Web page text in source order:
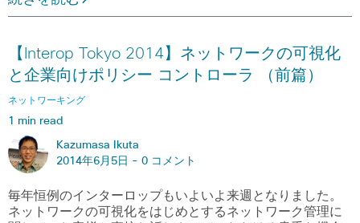
【Interop Tokyo 2014】ネットワークの可視化
と企業向けポリシー コントローラ （前篇）
ネットワーキング
1 min read
Kazumasa Ikuta
2014年6月5日 - 0 コメント
毎年恒例のインターロップもいよいよ来週となりました。
ネットワークの可視化をはじめとするネットワーク管理に